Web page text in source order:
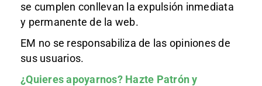
se cumplen conllevan la expulsión inmediata
y permanente de la web.
EM no se responsabiliza de las opiniones de
sus usuarios.
¿Quieres apoyarnos? Hazte Patróny